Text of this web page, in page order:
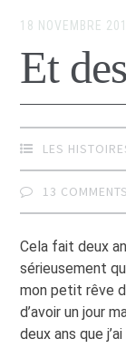
18 NOVEMBRE
Et
LES
13 COMMENTS
Cela fait deux
sérieusement
mon petit rêve
d’avoir un jour
deux ans que